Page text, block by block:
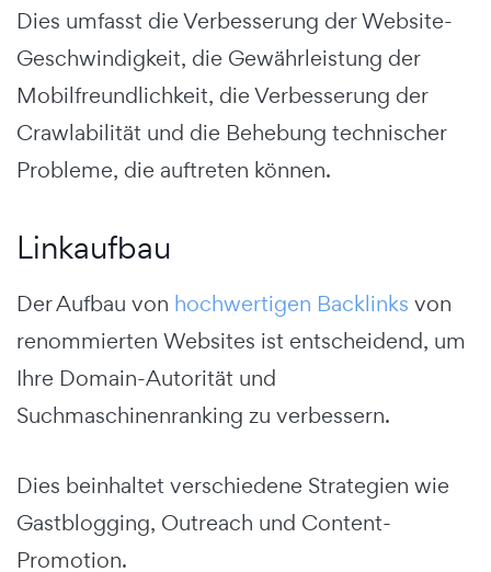
Dies umfasst die Verbesserung der Website-
Geschwindigkeit, die Gewährleistung der
Mobilfreundlichkeit, die Verbesserung der
Crawlabilität und die Behebung technischer
Probleme, die auftreten können.
Linkaufbau
Der Aufbau von hochwertigen Backlinks von
renommierten Websites ist entscheidend, um
Ihre Domain-Autorität und
Suchmaschinenranking zu verbessern.
Dies beinhaltet verschiedene Strategien wie
Gastblogging, Outreach und Content-
Promotion.